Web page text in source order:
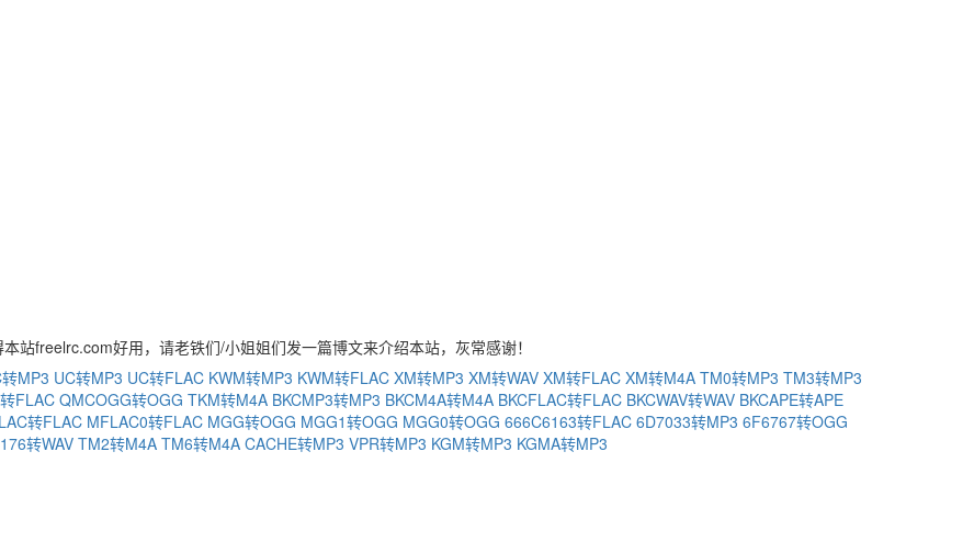
站freelrc.com好用，请老铁们/小姐姐们发一篇博文来介绍本站，灰常感谢！
MP3 UC转MP3 UC转FLAC KWM转MP3 KWM转FLAC XM转MP3 XM转WAV XM转FLAC XM转M4A TM0转MP3 TM3转MP3
FLACQMCOGG转OGG TKM转M4A BKCMP3转MP3 BKCM4A转M4A BKCFLAC转FLAC BKCWAV转WAV BKCAPE转APE
转FLAC MFLAC0转FLAC MGG转OGG MGG1转OGG MGG0转OGG 666C6163转FLAC 6D7033转MP3 6F6767转OGG
转WAV TM2转M4A TM6转M4A CACHE转MP3 VPR转MP3 KGM转MP3 KGMA转MP3